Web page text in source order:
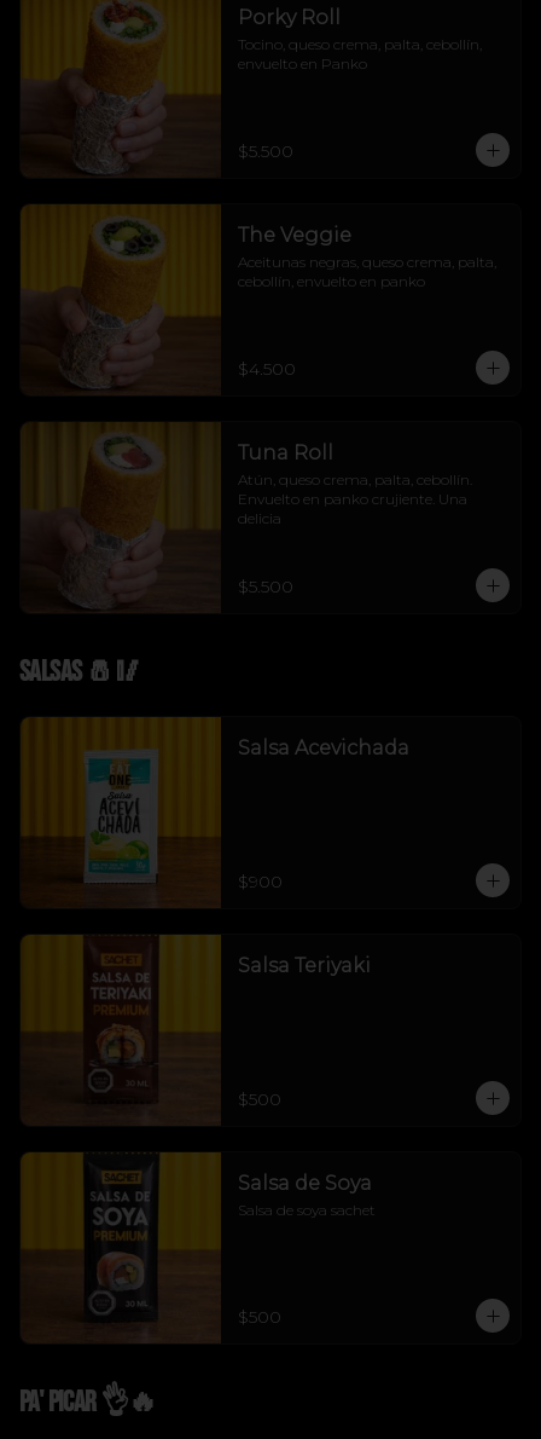
Porky Roll
Tocino, queso crema, palta, cebollín,
envuelto en Panko
$5.500
The Veggie
Aceitunas negras, queso crema, palta,
cebollín, envuelto en panko
$4.500
Tuna Roll
Atún, queso crema, palta, cebollín.
Envuelto en panko crujiente. Una
delicia
$5.500
Salsas 🧂🥢
Salsa Acevichada
$900
Salsa Teriyaki
$500
Salsa de Soya
Salsa de soya sachet
$500
Pa' Picar 👌🔥